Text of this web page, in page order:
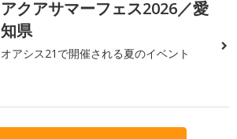
アクアサマーフェス2026／愛
知県
オアシス21で開催される夏のイベント